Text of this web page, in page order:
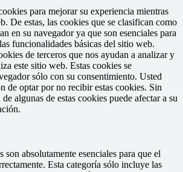
para mejorar su experiencia mientras
De estas, las cookies que se clasifican como
en su navegador ya que son esenciales para
funcionalidades básicas del sitio web.
de terceros que nos ayudan a analizar y
este sitio web. Estas cookies se
sólo con su consentimiento. Usted
de optar por no recibir estas cookies. Sin
algunas de estas cookies puede afectar a su
son absolutamente esenciales para que el
Esta categoría sólo incluye las